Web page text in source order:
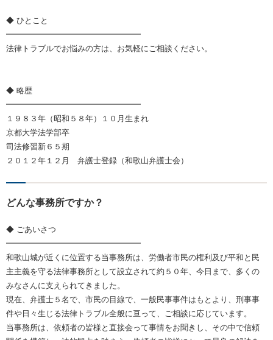
◆ ひとこと
━━━━━━━━━━━━━━━━━
法律トラブルでお悩みの方は、お気軽にご相談ください。
◆ 略歴
━━━━━━━━━━━━━━━━━
１９８３年（昭和５８年）１０月生まれ
京都大学法学部卒
司法修習新６５期
２０１２年１２月 弁護士登録（和歌山弁護士会）
どんな事務所ですか？
◆ ごあいさつ
━━━━━━━━━━━━━━━━━
和歌山城が近くに位置する当事務所は、労働者市民の権利及び平和と民
主主義を守る法律事務所として設立されて約５０年、今日まで、多くの
みなさんに支えられてきました。
現在、弁護士５名で、市民の目線で、一般民事事件はもとより、刑事事
件や日々生じる法律トラブル全般に亘って、ご相談に応じています。
当事務所は、依頼者の皆様と直接会って事情をお聞きし、その中で信頼